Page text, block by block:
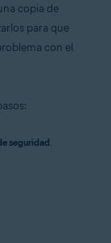
copia de
para que
con el
seguridad